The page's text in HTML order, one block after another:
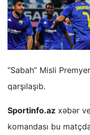
“Sabah” Misli
qarşılaşıb.
Sportinfo.az xəbər
komandası bu